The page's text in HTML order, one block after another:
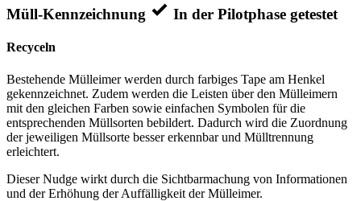
Müll-Kennzeichnung In der Pilotphase getestet
Recyceln
Bestehende Mülleimer werden durch farbiges Tape am Henkel
gekennzeichnet. Zudem werden die Leisten über den Mülleimern
mit den gleichen Farben sowie einfachen Symbolen für die
entsprechenden Müllsorten bebildert. Dadurch wird die Zuordnung
der jeweiligen Müllsorte besser erkennbar und Mülltrennung
erleichtert.
Dieser Nudge wirkt durch die Sichtbarmachung von Informationen
und der Erhöhung der Auffälligkeit der Mülleimer.